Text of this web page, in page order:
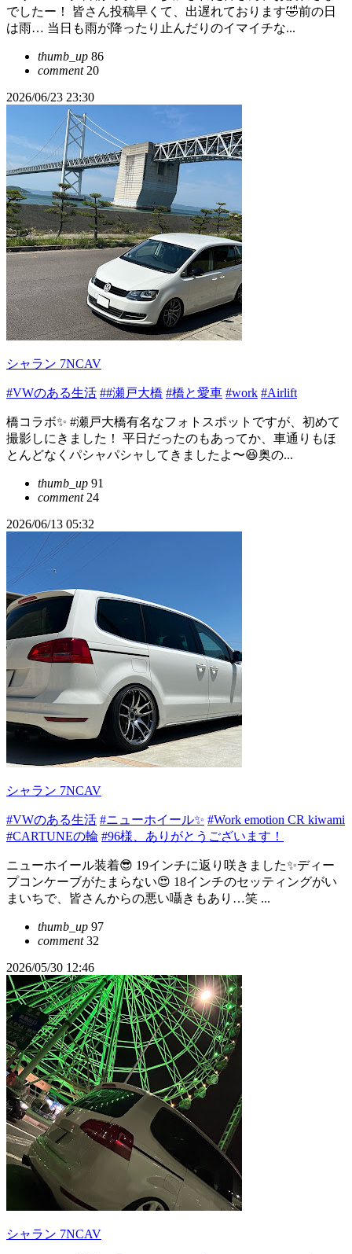
でしたー！ 皆さん投稿早くて、出遅れております🤣前の日
は雨… 当日も雨が降ったり止んだりのイマイチな...
thumb_up 86
comment20
2026/06/23 23:30
シャラン 7NCAV
#VWのある生活 ##瀬戸大橋 #橋と愛車 #work #Airlift
橋コラボ✨ #瀬戸大橋有名なフォトスポットですが、初めて
撮影しにきました！ 平日だったのもあってか、車通りもほ
とんどなくパシャパシャしてきましたよ〜😆奥の...
thumb_up 91
comment24
2026/06/13 05:32
シャラン 7NCAV
#VWのある生活 #ニューホイール✨ #Work emotion CR kiwami
#CARTUNEの輪 #96様、ありがとうございます！
ニューホイール装着😎 19インチに返り咲きました✨ディー
プコンケーブがたまらない😍 18インチのセッティングがい
まいちで、皆さんからの悪い囁きもあり…笑 ...
thumb_up 97
comment32
2026/05/30 12:46
シャラン 7NCAV